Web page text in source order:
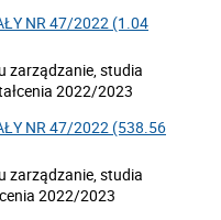
NR 47/2022 (1.04
zarządzanie, studia
2022/2023
NR 47/2022 (538.56
zarządzanie, studia
2022/2023